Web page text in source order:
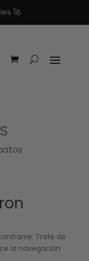
🚀
Trate de
la navegación